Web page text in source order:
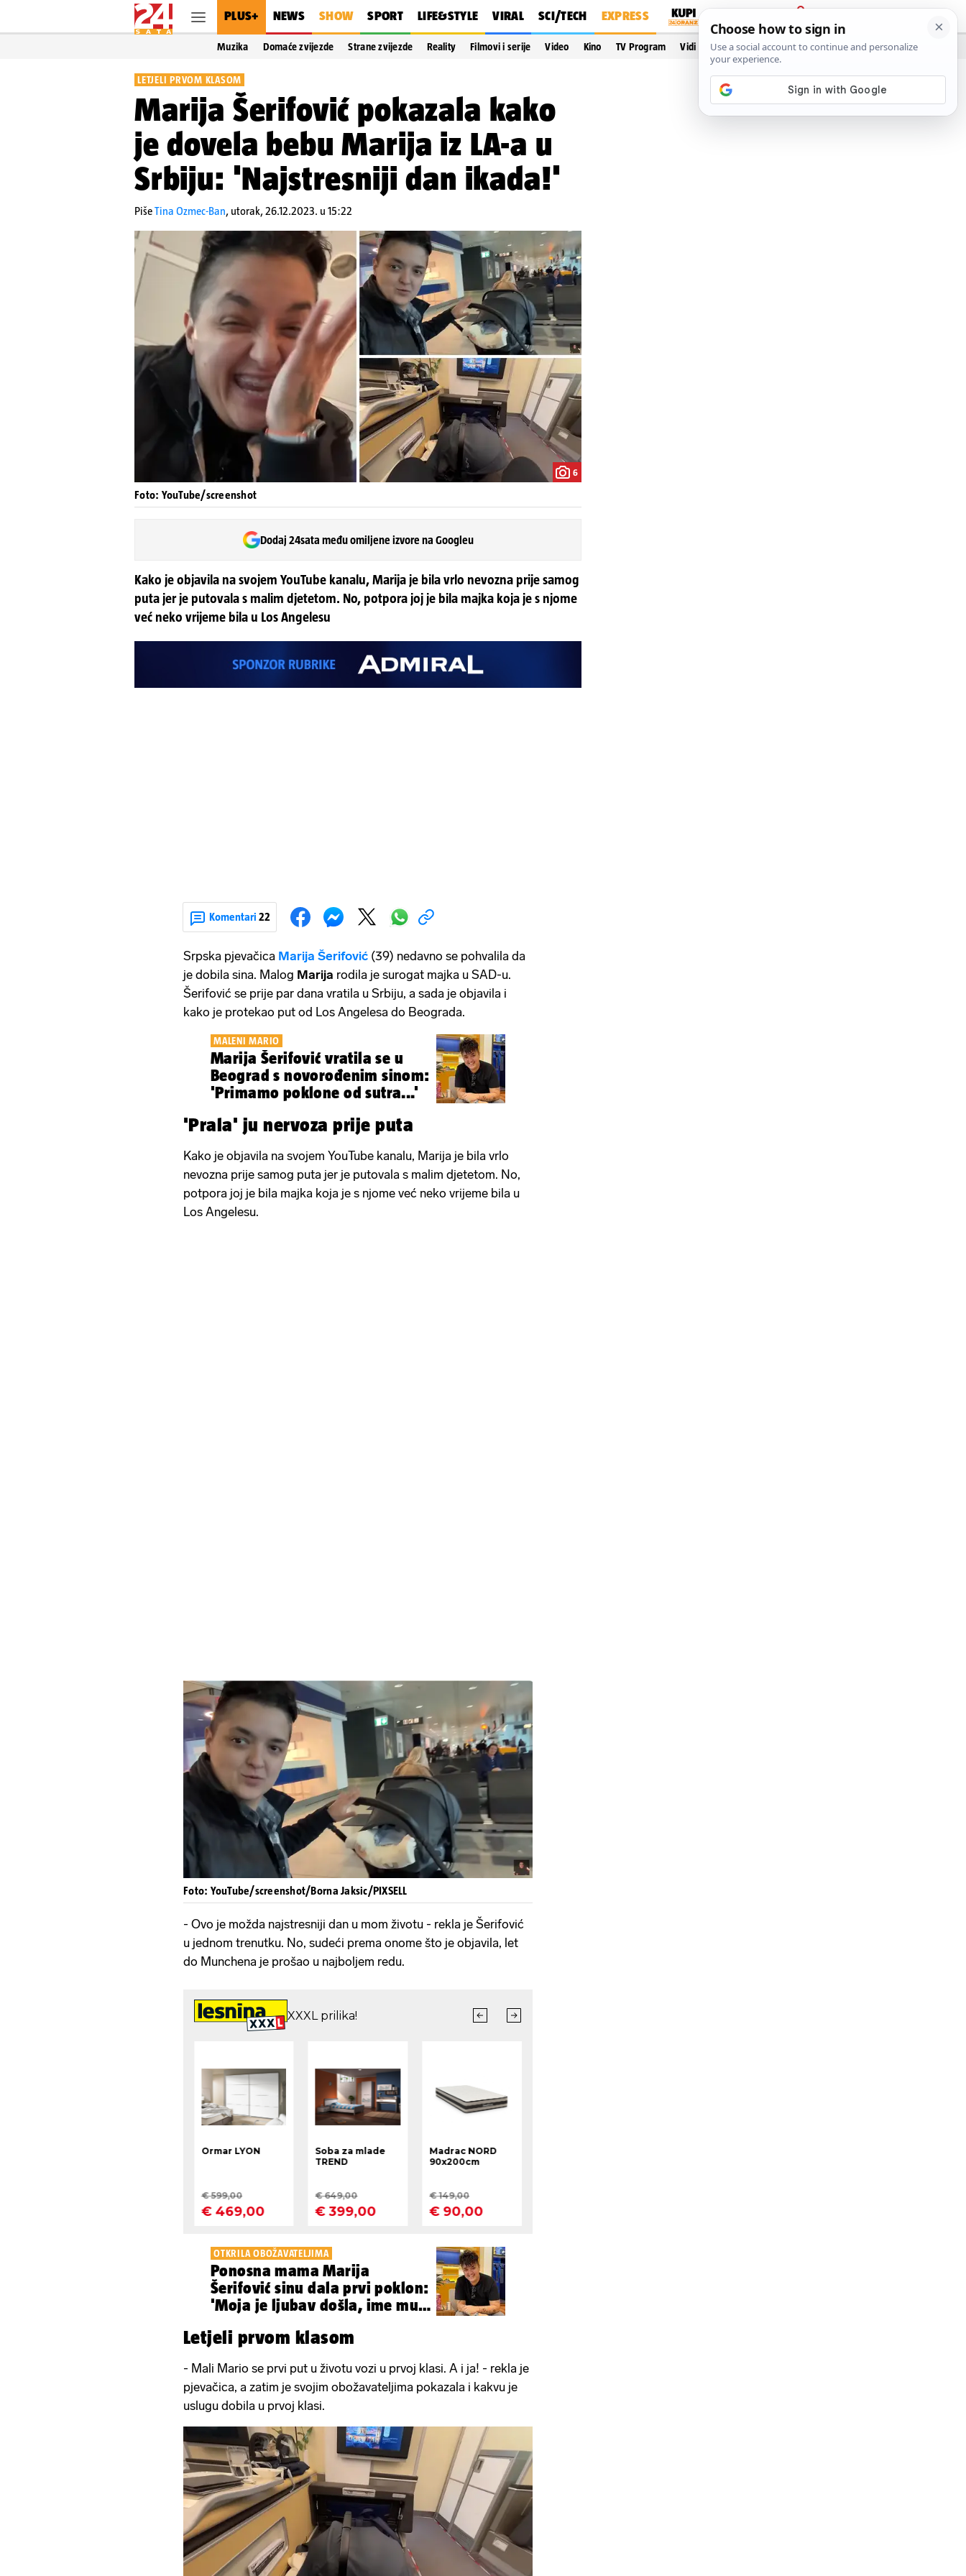
PLUS+ NEWS SHOW SPORT LIFE&STYLE VIRAL SCI/TECH EXPRESS
PRIJAVA
Muzika Domaće zvijezde Strane zvijezde Reality Filmovi i serije Video Kino TV Program Vidi još…
LETJELI PRVOM KLASOM
Marija Šerifović pokazala kako
je dovela bebu Marija iz LA-a u
Srbiju: 'Najstresniji dan ikada!'
PišeTina Ozmec-Ban, utorak, 26.12.2023. u 15:22
6
Foto: YouTube/screenshot
Dodaj 24sata među omiljene izvore na Googleu
Kako je objavila na svojem YouTube kanalu, Marija je bila vrlo nevozna prije samog
puta jer je putovala s malim djetetom. No, potpora joj je bila majka koja je s njome
već neko vrijeme bila u Los Angelesu
Komentari 22
Srpska pjevačica Marija Šerifović (39) nedavno se pohvalila da
je dobila sina. Malog Marija rodila je surogat majka u SAD-u.
Šerifović se prije par dana vratila u Srbiju, a sada je objavila i
kako je protekao put od Los Angelesa do Beograda.
MALENI MARIO
Marija Šerifović vratila se u
Beograd s novorođenim sinom:
'Primamo poklone od sutra...'
'Prala' ju nervoza prije puta
Kako je objavila na svojem YouTube kanalu, Marija je bila vrlo
nevozna prije samog puta jer je putovala s malim djetetom. No,
potpora joj je bila majka koja je s njome već neko vrijeme bila u
Los Angelesu.
Foto: YouTube/screenshot/Borna Jaksic/PIXSELL
- Ovo je možda najstresniji dan u mom životu - rekla je Šerifović
u jednom trenutku. No, sudeći prema onome što je objavila, let
do Munchena je prošao u najboljem redu.
OTKRILA OBOŽAVATELJIMA
Ponosna mama Marija
Šerifović sinu dala prvi poklon:
'Moja je ljubav došla, ime mu
Letjeli prvom klasom
- Mali Mario se prvi put u životu vozi u prvoj klasi. A i ja! - rekla je
pjevačica, a zatim je svojim obožavateljima pokazala i kakvu je
uslugu dobila u prvoj klasi.